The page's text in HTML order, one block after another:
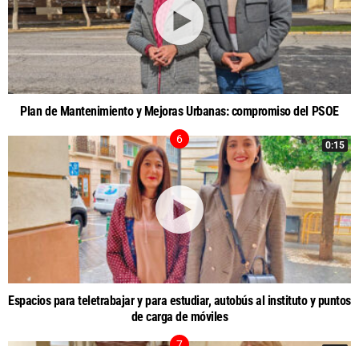
Plan de Mantenimiento y Mejoras Urbanas: compromiso del PSOE
0:15
Espacios para teletrabajar y para estudiar, autobús al instituto y puntos
de carga de móviles